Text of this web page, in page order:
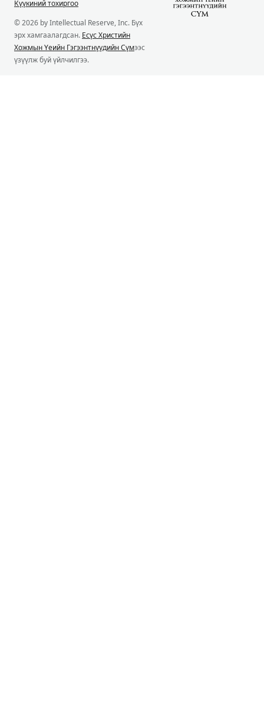
Күүкиний тохиргоо
© 2026 by Intellectual Reserve, Inc. Бүх
эрх хамгаалагдсан. Есүс Христийн
Хожмын Үеийн Гэгээнтнүүдийн Сүмээс
үзүүлж буй үйлчилгээ.